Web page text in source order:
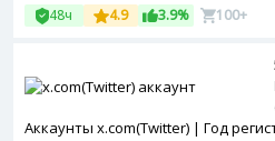
48ч 4.9 3.9% 100+
Аккаунты x.com(Twitter) | Год